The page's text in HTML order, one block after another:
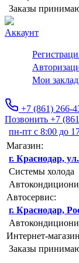
Заказы
Аккаунт
Мои
+7 (861) 266-
Позвонить +7
пн-пт с 8:00 до
Магазин:
г. Краснодар,
Системы холода
Автосервис:
г. Краснодар,
Интернет-
Заказы